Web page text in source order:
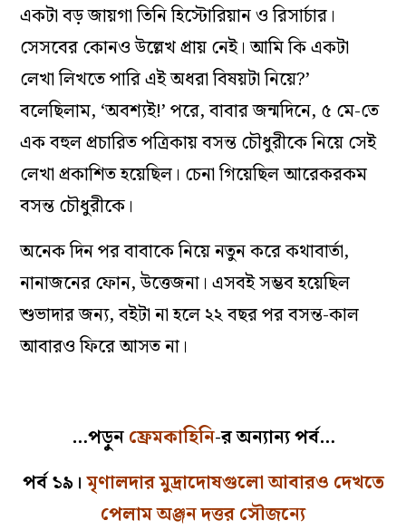
একটা বড় জায়গা তিনি হিস্টোরিয়ান ও রিসার্চার।
সেসবের কোনও উল্লেখ প্রায় নেই। আমি কি একটা
লেখা লিখতে পারি এই অধরা বিষয়টা নিয়ে?’
বলেছিলাম, ‘অবশ্যই!’ পরে, বাবার জন্মদিনে, ৫ মে-তে
এক বহুল প্রচারিত পত্রিকায় বসন্ত চৌধুরীকে নিয়ে সেই
লেখা প্রকাশিত হয়েছিল। চেনা গিয়েছিল আরেকরকম
বসন্ত চৌধুরীকে।
অনেক দিন পর বাবাকে নিয়ে নতুন করে কথাবার্তা,
নানাজনের ফোন, উত্তেজনা। এসবই সম্ভব হয়েছিল
শুভাদার জন্য, বইটা না হলে ২২ বছর পর বসন্ত-কাল
আবারও ফিরে আসত না।
…পড়ুন ফ্রেমকাহিনি-র অন্যান্য পর্ব…
পর্ব ১৯।মৃণালদার মুদ্রাদোষগুলো আবারও দেখতে
পেলাম অঞ্জন দত্তর সৌজন্যে